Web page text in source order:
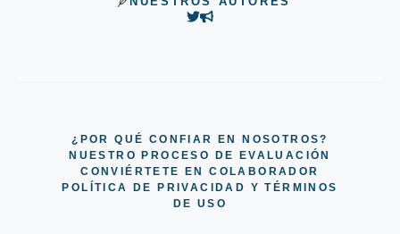
¿POR QUÉ CONFIAR EN NOSOTROS?
NUESTRO PROCESO DE EVALUACIÓN
CONVIÉRTETE EN COLABORADOR
POLÍTICA DE PRIVACIDAD Y TÉRMINOS
DE USO